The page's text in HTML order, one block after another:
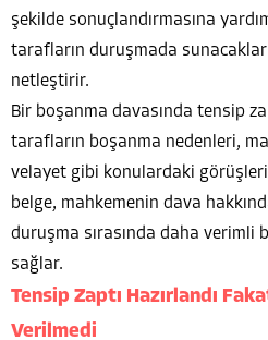
şekilde sonuçlandırmasına
tarafların duruşmada
netleştirir.
Bir boşanma davasında tensip
tarafların boşanma nedenleri,
velayet gibi konulardaki görüşleri
belge, mahkemenin dava
duruşma sırasında daha verimli
sağlar.
Tensip Zaptı Hazırlandı
Verilmedi